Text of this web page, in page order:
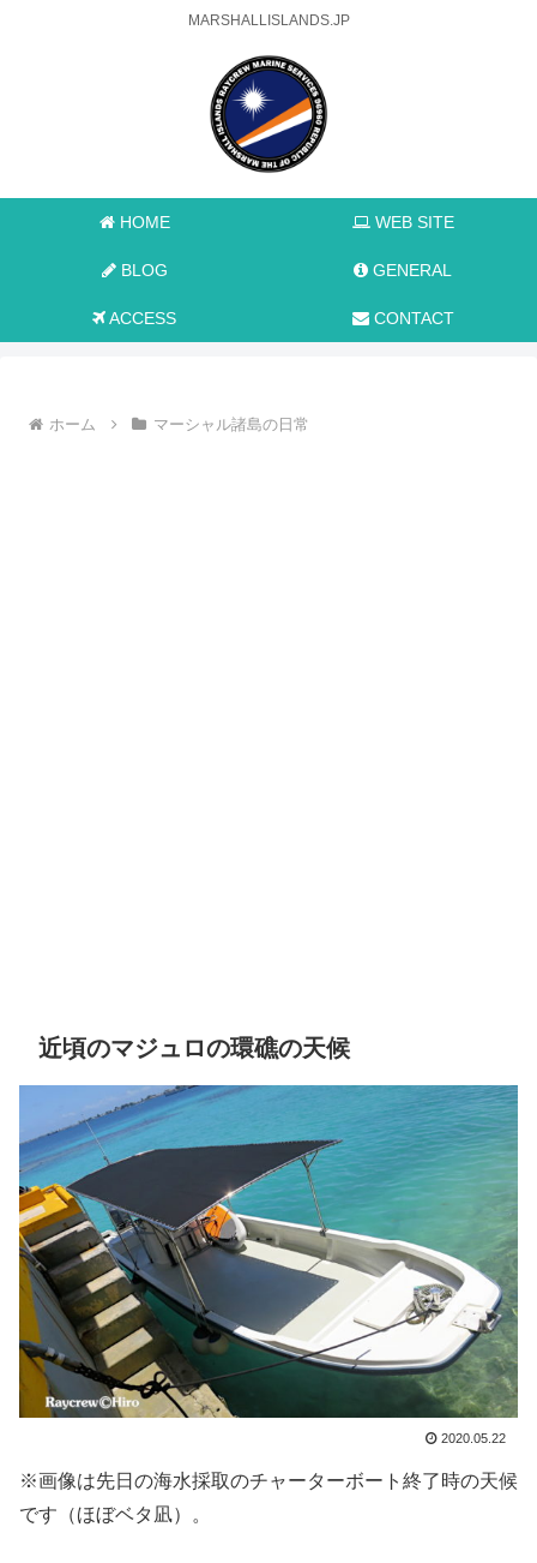
MARSHALLISLANDS.JP
HOME WEB SITE
BLOG GENERAL
ACCESS CONTACT
ホーム マーシャル諸島の日常
近頃のマジュロの環礁の天候
2020.05.22
※画像は先日の海水採取のチャーターボート終了時の天候
です（ほぼベタ凪）。